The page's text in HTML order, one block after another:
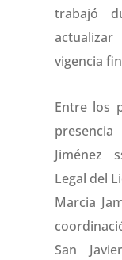
trabajó
vigencia
Entre los
Jiménez
Legal del
Marcia
San